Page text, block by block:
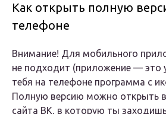
Как открыть полную
телефоне
Внимание! Для мобильного
не подходит (приложение — это
тебя на телефоне программа с
Полную версию можно открыть
сайта ВК, в которую ты заходишь